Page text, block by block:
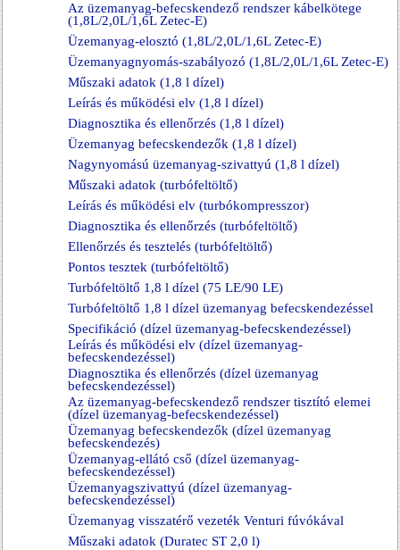
Az üzemanyag-befecskendező rendszer kábelkötege
(1,8L/2,0L/1,6L Zetec-E)
Üzemanyag-elosztó (1,8L/2,0L/1,6L Zetec-E)
Üzemanyagnyomás-szabályozó (1,8L/2,0L/1,6L Zetec-E)
Műszaki adatok (1,8 l dízel)
Leírás és működési elv (1,8 l dízel)
Diagnosztika és ellenőrzés (1,8 l dízel)
Üzemanyag befecskendezők (1,8 l dízel)
Nagynyomású üzemanyag-szivattyú (1,8 l dízel)
Műszaki adatok (turbófeltöltő)
Leírás és működési elv (turbókompresszor)
Diagnosztika és ellenőrzés (turbófeltöltő)
Ellenőrzés és tesztelés (turbófeltöltő)
Pontos tesztek (turbófeltöltő)
Turbófeltöltő 1,8 l dízel (75 LE/90 LE)
Turbófeltöltő 1,8 l dízel üzemanyag befecskendezéssel
Specifikáció (dízel üzemanyag-befecskendezéssel)
Leírás és működési elv (dízel üzemanyag-
befecskendezéssel)
Diagnosztika és ellenőrzés (dízel üzemanyag
befecskendezéssel)
Az üzemanyag-befecskendező rendszer tisztító elemei
(dízel üzemanyag-befecskendezéssel)
Üzemanyag befecskendezők (dízel üzemanyag
befecskendezés)
Üzemanyag-ellátó cső (dízel üzemanyag-
befecskendezéssel)
Üzemanyagszivattyú (dízel üzemanyag-
befecskendezéssel)
Üzemanyag visszatérő vezeték Venturi fúvókával
Műszaki adatok (Duratec ST 2,0 l)